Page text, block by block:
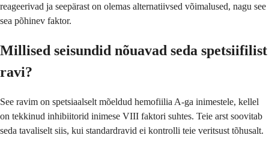
reageerivad ja seepärast on olemas alternatiivsed võimalused, nagu see
sea põhinev faktor.
Millised seisundid nõuavad seda spetsiifilist
ravi?
See ravim on spetsiaalselt mõeldud hemofiilia A-ga inimestele, kellel
on tekkinud inhibiitorid inimese VIII faktori suhtes. Teie arst soovitab
seda tavaliselt siis, kui standardravid ei kontrolli teie veritsust tõhusalt.